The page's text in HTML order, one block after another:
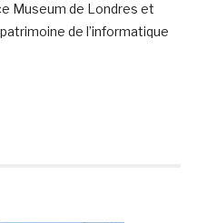
Museum de Londres et
de l’informatique